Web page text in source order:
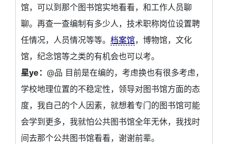
馆，可以到那个图书馆实地看看，和工作人员聊
聊。再查一查编制有多少人，技术职称岗位设置聘
任情况，人员情况等等。 档案馆，博物馆，文化
馆，纪念馆等之类的有机会也可以考。
星ye： @品 目前是在编的，考虑换也有很多考虑，
学校地理位置的不稳定性，领导对图书馆方面的态
度，我自己的个人因素，就想着专门的图书馆可能
会学到更多，我就怕公共图书馆全年无休，我找时
间去那个公共图书馆看看，谢谢前辈。